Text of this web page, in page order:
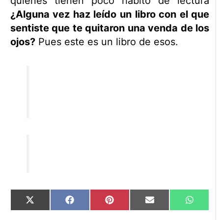
¿Alguna vez haz leído un libro con el que
sentiste que te quitaron una venda de los
ojos?Pues este es un libro de esos.
Compartir
en
X
(Twitter)
Compartir
en
Facebook Compartir
en
Pinterest Compartir
en
Email
en